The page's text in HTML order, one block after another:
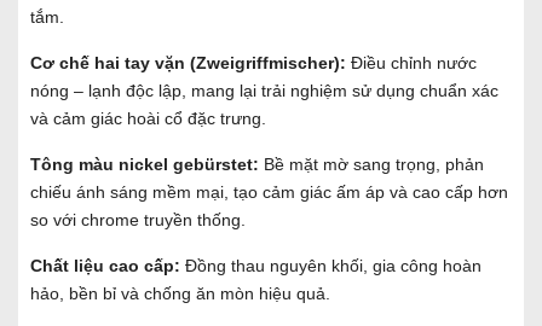
tắm.
Cơ chế hai tay vặn (Zweigriffmischer): Điều chỉnh nước
nóng – lạnh độc lập, mang lại trải nghiệm sử dụng chuẩn xác
và cảm giác hoài cổ đặc trưng.
Tông màu nickel gebürstet: Bề mặt mờ sang trọng, phản
chiếu ánh sáng mềm mại, tạo cảm giác ấm áp và cao cấp hơn
so với chrome truyền thống.
Chất liệu cao cấp: Đồng thau nguyên khối, gia công hoàn
hảo, bền bỉ và chống ăn mòn hiệu quả.